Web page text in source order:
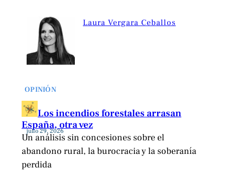
Laura Vergara Ceballos
OPINIÓN
Los incendios forestales arrasan
España, otra vez
julio 29, 2026
Un análisis sin concesiones sobre el
abandono rural, la burocracia y la soberanía
perdida